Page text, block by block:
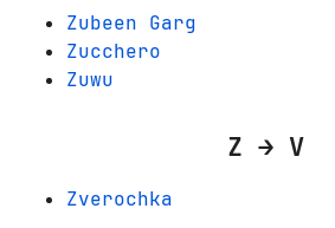
Zubeen Garg
Zucchero
Zuwu
Z → V
Zverochka